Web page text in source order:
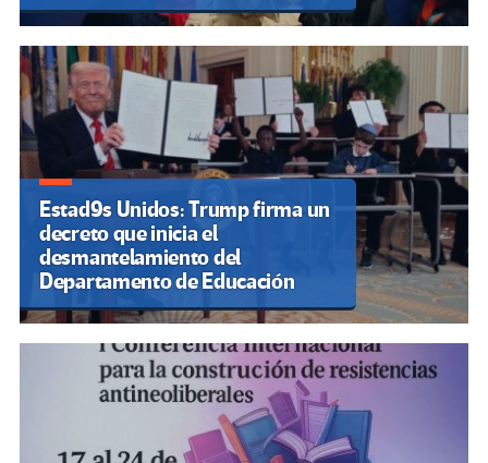
Estad9s Unidos: Trump firma un
decreto que inicia el
desmantelamiento del
Departamento de Educación